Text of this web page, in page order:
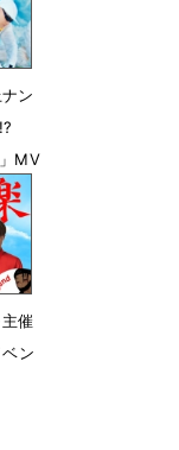
ン
!?
MV
催
ン